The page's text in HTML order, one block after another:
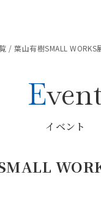
/葉山有樹SMALL WORKS
イベント